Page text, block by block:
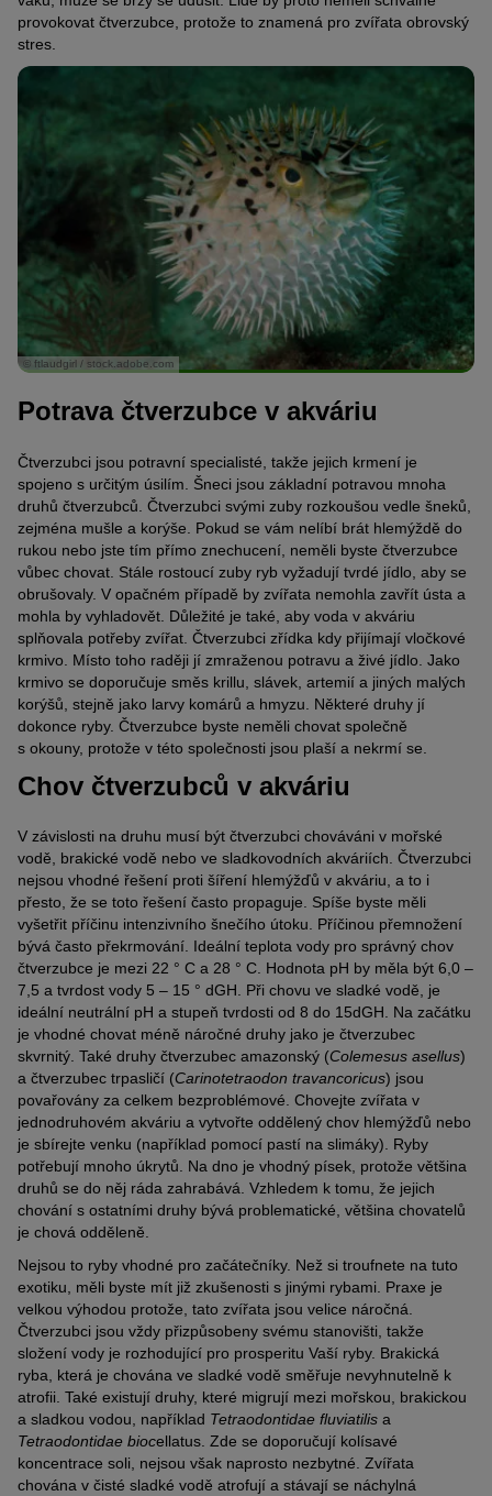
provokovat čtverzubce, protože to znamená pro zvířata obrovský
stres.
© ftlaudgirl / stock.adobe.com
Potrava čtverzubce v akváriu
Čtverzubci jsou potravní specialisté, takže jejich krmení je
spojeno s určitým úsilím. Šneci jsou základní potravou mnoha
druhů čtverzubců. Čtverzubci svými zuby rozkoušou vedle šneků,
zejména mušle a korýše. Pokud se vám nelíbí brát hlemýždě do
rukou nebo jste tím přímo znechucení, neměli byste čtverzubce
vůbec chovat. Stále rostoucí zuby ryb vyžadují tvrdé jídlo, aby se
obrušovaly. V opačném případě by zvířata nemohla zavřít ústa a
mohla by vyhladovět. Důležité je také, aby voda v akváriu
splňovala potřeby zvířat. Čtverzubci zřídka kdy přijímají vločkové
krmivo. Místo toho raději jí zmraženou potravu a živé jídlo. Jako
krmivo se doporučuje směs krillu, slávek, artemií a jiných malých
korýšů, stejně jako larvy komárů a hmyzu. Některé druhy jí
dokonce ryby. Čtverzubce byste neměli chovat společně
s okouny, protože v této společnosti jsou plaší a nekrmí se.
Chov čtverzubců v akváriu
V závislosti na druhu musí být čtverzubci chováváni v mořské
vodě, brakické vodě nebo ve sladkovodních akváriích. Čtverzubci
nejsou vhodné řešení proti šíření hlemýžďů v akváriu, a to i
přesto, že se toto řešení často propaguje. Spíše byste měli
vyšetřit příčinu intenzivního šnečího útoku. Příčinou přemnožení
bývá často překrmování. Ideální teplota vody pro správný chov
čtverzubce je mezi 22 ° C a 28 ° C. Hodnota pH by měla být 6,0 –
7,5 a tvrdost vody 5 – 15 ° dGH. Při chovu ve sladké vodě, je
ideální neutrální pH a stupeň tvrdosti od 8 do 15dGH. Na začátku
je vhodné chovat méně náročné druhy jako je čtverzubec
skvrnitý. Také druhy čtverzubec amazonský (Colemesus asellus)
a čtverzubec trpasličí (Carinotetraodon travancoricus) jsou
povařovány za celkem bezproblémové. Chovejte zvířata v
jednodruhovém akváriu a vytvořte oddělený chov hlemýžďů nebo
je sbírejte venku (například pomocí pastí na slimáky). Ryby
potřebují mnoho úkrytů. Na dno je vhodný písek, protože většina
druhů se do něj ráda zahrabává. Vzhledem k tomu, že jejich
chování s ostatními druhy bývá problematické, většina chovatelů
je chová odděleně.
Nejsou to ryby vhodné pro začátečníky. Než si troufnete na tuto
exotiku, měli byste mít již zkušenosti s jinými rybami. Praxe je
velkou výhodou protože, tato zvířata jsou velice náročná.
Čtverzubci jsou vždy přizpůsobeny svému stanovišti, takže
složení vody je rozhodující pro prosperitu Vaší ryby. Brakická
ryba, která je chována ve sladké vodě směřuje nevyhnutelně k
atrofii. Také existují druhy, které migrují mezi mořskou, brakickou
a sladkou vodou, například Tetraodontidae fluviatilis a
Tetraodontidae biocellatus. Zde se doporučují kolísavé
koncentrace soli, nejsou však naprosto nezbytné. Zvířata
chována v čisté sladké vodě atrofují a stávají se náchylná